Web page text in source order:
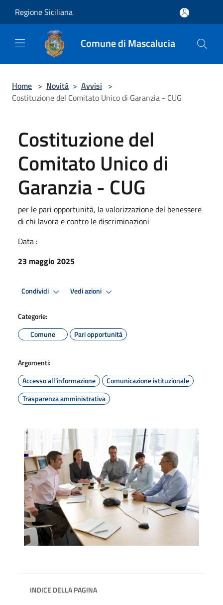
Regione Siciliana
Comune di Mascalucia
Home > Novità > Avvisi >
Costituzione del Comitato Unico di Garanzia - CUG
Costituzione del
Comitato Unico di
Garanzia - CUG
per le pari opportunità, la valorizzazione del benessere
di chi lavora e contro le discriminazioni
Data :
23 maggio 2025
Condividi Vedi azioni
Categorie:
Comune
Pari opportunità
Argomenti:
Accesso all'informazione
Comunicazione istituzionale
Trasparenza amministrativa
INDICE DELLA PAGINA